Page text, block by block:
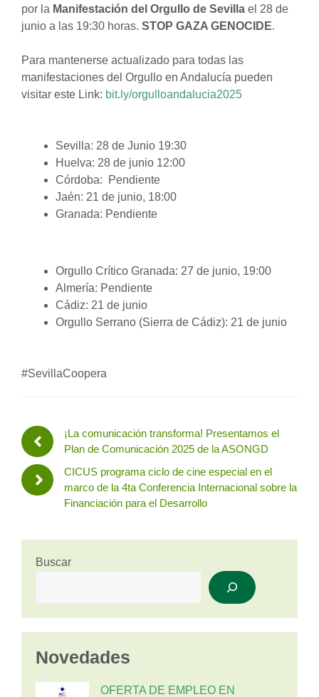
por la Manifestación del Orgullo de Sevilla el 28 de
junio a las 19:30 horas. STOP GAZA GENOCIDE.
Para mantenerse actualizado para todas las
manifestaciones del Orgullo en Andalucía pueden
visitar este Link: bit.ly/orgulloandalucia2025
Sevilla: 28 de Junio 19:30
Huelva: 28 de junio 12:00
Córdoba: Pendiente
Jaén: 21 de junio, 18:00
Granada: Pendiente
Orgullo Crítico Granada: 27 de junio, 19:00
Almería: Pendiente
Cádiz: 21 de junio
Orgullo Serrano (Sierra de Cádiz): 21 de junio
#SevillaCoopera
¡La comunicación transforma! Presentamos el
Plan de Comunicación 2025 de la ASONGD
CICUS programa ciclo de cine especial en el
marco de la 4ta Conferencia Internacional sobre la
Financiación para el Desarrollo
Buscar
Novedades
OFERTA DE EMPLEO EN